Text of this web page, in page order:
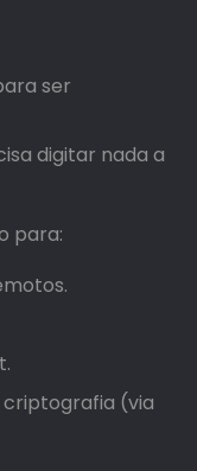
ser
digitar nada a
para:
(via